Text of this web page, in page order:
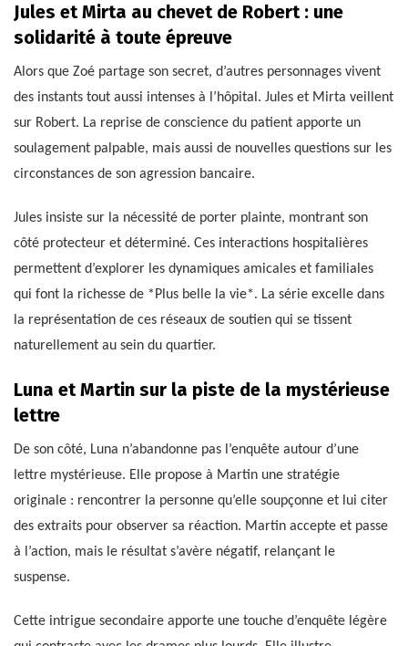
Jules et Mirta au chevet de Robert : une
solidarité à toute épreuve
Alors que Zoé partage son secret, d’autres personnages vivent
des instants tout aussi intenses à l’hôpital. Jules et Mirta veillent
sur Robert. La reprise de conscience du patient apporte un
soulagement palpable, mais aussi de nouvelles questions sur les
circonstances de son agression bancaire.
Jules insiste sur la nécessité de porter plainte, montrant son
côté protecteur et déterminé. Ces interactions hospitalières
permettent d’explorer les dynamiques amicales et familiales
qui font la richesse de *Plus belle la vie*. La série excelle dans
la représentation de ces réseaux de soutien qui se tissent
naturellement au sein du quartier.
Luna et Martin sur la piste de la mystérieuse
lettre
De son côté, Luna n’abandonne pas l’enquête autour d’une
lettre mystérieuse. Elle propose à Martin une stratégie
originale : rencontrer la personne qu’elle soupçonne et lui citer
des extraits pour observer sa réaction. Martin accepte et passe
à l’action, mais le résultat s’avère négatif, relançant le
suspense.
Cette intrigue secondaire apporte une touche d’enquête légère